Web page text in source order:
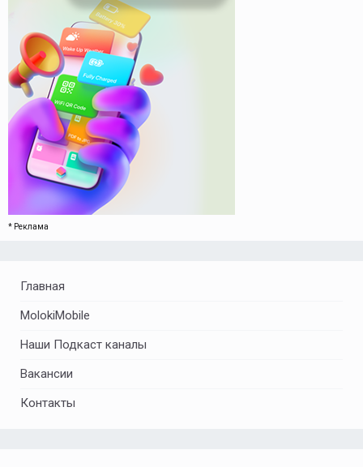
* Реклама
Главная
MolokiMobile
Наши Подкаст каналы
Вакансии
Контакты